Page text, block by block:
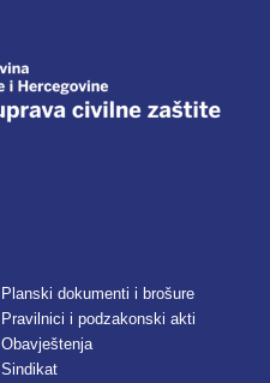
Planski dokumenti i brošure
Pravilnici i podzakonski akti
Obavještenja
Sindikat